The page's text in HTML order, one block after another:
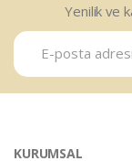
Yenilik ve
KURUMSAL